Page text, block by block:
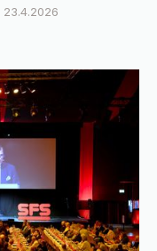
23.4.2026